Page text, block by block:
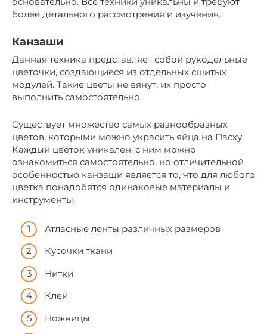
более детального рассмотрения и изучения.
Канзаши
Данная техника представляет собой рукодельные
цветочки, создающиеся из отдельных сшитых
модулей. Такие цветы не вянут, их просто
выполнить самостоятельно.
Существует множество самых разнообразных
цветов, которыми можно украсить яйца на Пасху.
Каждый цветок уникален, с ним можно
ознакомиться самостоятельно, но отличительной
особенностью канзаши является то, что для любого
цветка понадобятся одинаковые материалы и
инструменты:
Атласные ленты различных размеров
Кусочки ткани
Нитки
Клей
Ножницы